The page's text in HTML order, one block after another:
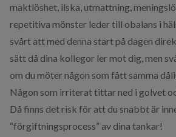
maktlöshet, ilska, utmattning,
repetitiva mönster leder till obalans i
svårt att med denna start på dagen
sätt då dina kollegor ler mot dig, men
om du möter någon som fått samma
Någon som irriterat tittar ned i golvet
Då finns det risk för att du snabbt är
“förgiftningsprocess” av dina tankar!